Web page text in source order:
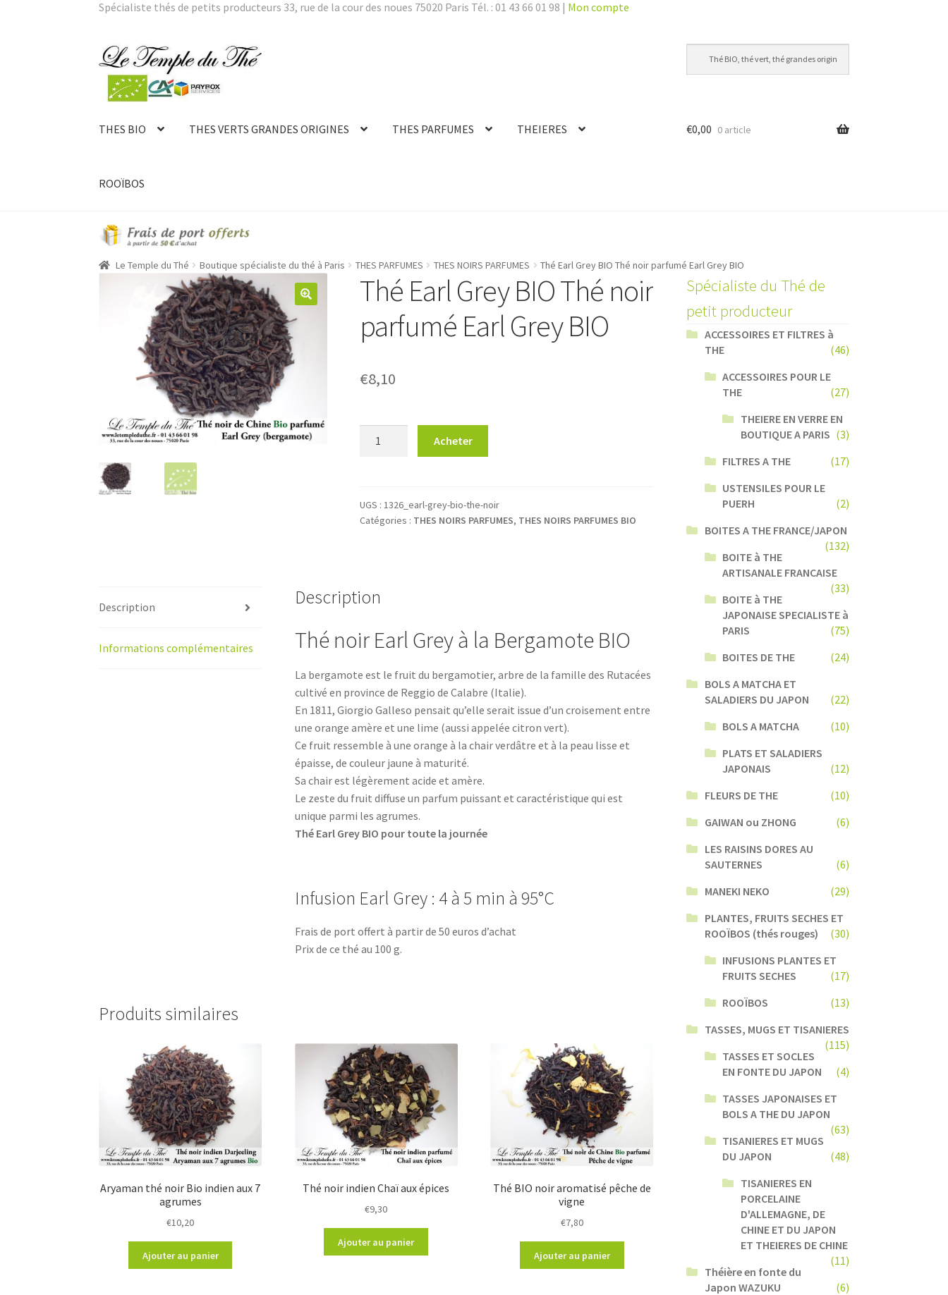
Spécialiste thés de petits producteurs 33, rue de la cour des noues 75020 Paris Tél. : 01 43 66 01 98 | Mon compte
Aller
à
navigation
Aller
au
contenu
THES BIO THES VERTS GRANDES ORIGINES THES PARFUMES THEIERES
ROOÏBOS
€0,00 0 article
Le Temple du Thé Boutique spécialiste du thé à Paris THES PARFUMES THES NOIRS PARFUMES Thé Earl Grey BIO Thé noir parfumé Earl Grey BIO
Thé Earl Grey BIO Thé noir
parfumé Earl Grey BIO
€8,10
Grey
BIO
Earl
Acheter
UGS :1326_earl-grey-bio-the-noir
Catégories : THES NOIRS PARFUMES, THES NOIRS PARFUMES BIO
Description
Informations complémentaires
Description
Thé noir Earl Grey à la Bergamote BIO
La bergamote est le fruit du bergamotier, arbre de la famille des Rutacées
cultivé en province de Reggio de Calabre (Italie).
En 1811, Giorgio Galleso pensait qu’elle serait issue d’un croisement entre
une orange amère et une lime (aussi appelée citron vert).
Ce fruit ressemble à une orange à la chair verdâtre et à la peau lisse et
épaisse, de couleur jaune à maturité.
Sa chair est légèrement acide et amère.
Le zeste du fruit diffuse un parfum puissant et caractéristique qui est
unique parmi les agrumes.
Thé Earl Grey BIO pour toute la journée
Infusion Earl Grey : 4 à 5 min à 95°C
Frais de port offert à partir de 50 euros d’achat
Prix de ce thé au 100 g.
Produits similaires
Aryaman thé noir Bio indien aux 7
agrumes
€10,20
Ajouter au panier
Thé noir indien Chaï aux épices
€9,30
Ajouter au panier
Thé BIO noir aromatisé pêche de
vigne
€7,80
Ajouter au panier
Spécialiste du Thé de
petit producteur
ACCESSOIRES ET FILTRES à
THE
(46)
ACCESSOIRES POUR LE
THE
(27)
THEIERE EN VERRE EN
BOUTIQUE A PARIS (3)
FILTRES A THE
(17)
USTENSILES POUR LE
PUERH
(2)
BOITES A THE FRANCE/JAPON
(132)
BOITE à THE
ARTISANALE FRANCAISE
(33)
BOITE à THE
JAPONAISE SPECIALISTE à
PARIS
(75)
BOITES DE THE
(24)
BOLS A MATCHA ET
SALADIERS DU JAPON
(22)
BOLS A MATCHA
(10)
PLATS ET SALADIERS
JAPONAIS
(12)
FLEURS DE THE
(10)
GAIWAN ou ZHONG
(6)
LES RAISINS DORES AU
SAUTERNES
(6)
MANEKI NEKO
(29)
PLANTES, FRUITS SECHES ET
ROOÏBOS (thés rouges)
(30)
INFUSIONS PLANTES ET
FRUITS SECHES
(17)
ROOÏBOS
(13)
TASSES, MUGS ET TISANIERES
(115)
TASSES ET SOCLES
EN FONTE DU JAPON
(4)
TASSES JAPONAISES ET
BOLS A THE DU JAPON
(63)
TISANIERES ET MUGS
DU JAPON
(48)
TISANIERES EN
PORCELAINE
D'ALLEMAGNE, DE
CHINE ET DU JAPON
ET THEIERES DE CHINE
(11)
Théière en fonte du
Japon WAZUKU
(6)